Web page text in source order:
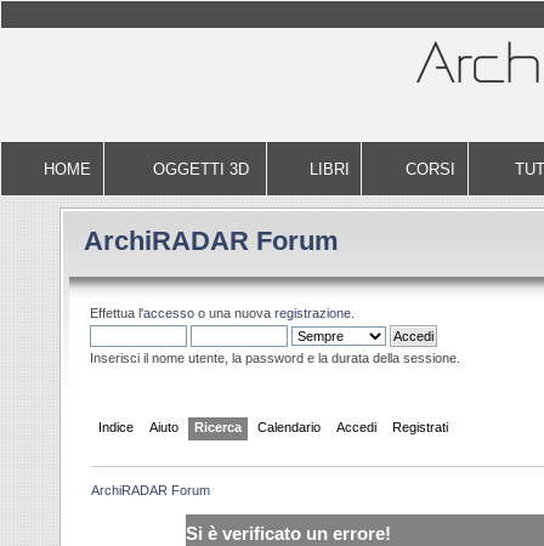
HOME OGGETTI 3D LIBRI CORSI
ArchiRADAR Forum
Effettua l'accesso o una nuova registrazione.
Inserisci il nome utente, la password e la durata della sessione.
Indice Aiuto Ricerca Calendario Accedi Registrati
ArchiRADAR Forum
Si è verificato un errore!